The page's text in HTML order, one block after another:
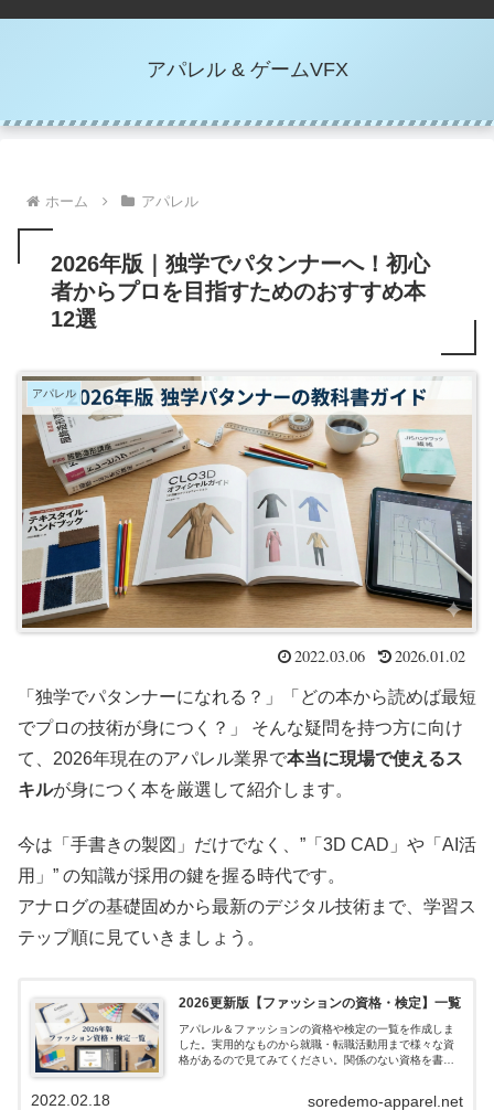
アパレル & ゲームVFX
ホーム アパレル
2026年版｜独学でパタンナーへ！初心
者からプロを目指すためのおすすめ本
12選
アパレル
2022.03.06 2026.01.02
「独学でパタンナーになれる？」「どの本から読めば最短
でプロの技術が身につく？」 そんな疑問を持つ方に向け
て、2026年現在のアパレル業界で本当に現場で使えるス
キルが身につく本を厳選して紹介します。
今は「手書きの製図」だけでなく、”「3D CAD」や「AI活
用」” の知識が採用の鍵を握る時代です。
アナログの基礎固めから最新のデジタル技術まで、学習ス
テップ順に見ていきましょう。
2026更新版【ファッションの資格・検定】一覧
アパレル＆ファッションの資格や検定の一覧を作成しま
した。実用的なものから就職・転職活動用まで様々な資
格があるので見てみてください。関係のない資格を書き
soredemo-apparel.net
2022.02.18